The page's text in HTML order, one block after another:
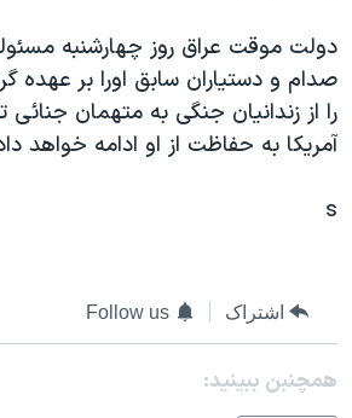
دولت موقت عراق روز چهارشنبه
صدام و دستياران سابق اورا بر عهده
را از زندانيان جنگی به متهمان جنائی
آمريکا به حفاظت از او ادامه خواهد
s
اشتراک Follow us
همچنبن ببینید: